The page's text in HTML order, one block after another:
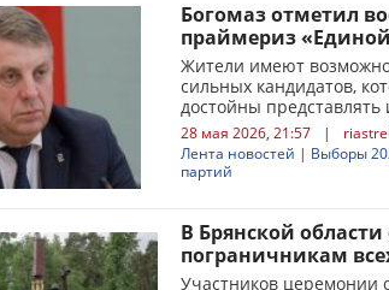
Богомаз отметил
праймериз
Жители имеют
сильных кандидатов,
достойны
28 мая 2026, 21:57 |
Лента новостей | Выборы
партий
В Брянской
пограничникам
Участников церемонии